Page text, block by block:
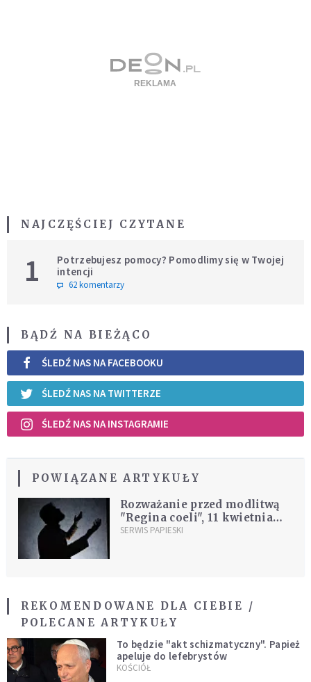
NAJCZĘŚCIEJ CZYTANE
1
Potrzebujesz pomocy? Pomodlimy się w Twojej
intencji
62 komentarzy
BĄDŹ NA BIEŻĄCO
ŚLEDŹ NAS NA FACEBOOKU
ŚLEDŹ NAS NA TWITTERZE
ŚLEDŹ NAS NA INSTAGRAMIE
POWIĄZANE ARTYKUŁY
Rozważanie przed modlitwą
"Regina coeli", 11 kwietnia
1999
SERWIS PAPIESKI
REKOMENDOWANE DLA CIEBIE /
POLECANE ARTYKUŁY
To będzie "akt schizmatyczny". Papież
apeluje do lefebrystów
KOŚCIÓŁ